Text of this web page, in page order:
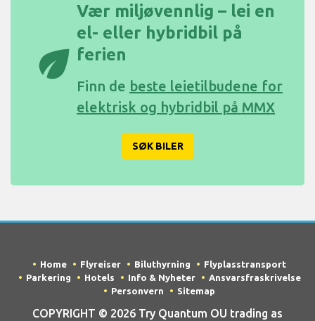
eco
Vær miljøvennlig – lei en
el- eller hybridbil på
ferien
Finn de beste leietilbudene for
elektrisk og hybridbil på MMX
SØK BILER
Home Flyreiser Biluthyrning
Flyplasstransport
Parkering
Hotels Info & Nyheter
Ansvarsfraskrivelse
Personvern
Sitemap
COPYRIGHT © 2026 Try Quantum OU trading as